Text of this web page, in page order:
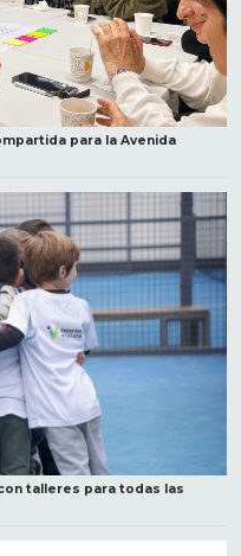
para la Avenida
talleres para todas las